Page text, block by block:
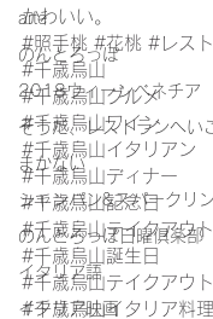
arte
のんとろっぽ
2018ウィーンベネチア
そうだ、レストランへい
まかない
シャンパン&スパークリ
のんとろっぽ日曜俱楽部
イタリア語
イタリア映画
かわいい。
#照手桃 #花桃 #レス
#千歳烏山
#千歳烏山グルメ
#千歳烏山ワイン
#千歳烏山イタリアン
#千歳烏山ディナー
#千歳烏山記念日
#千歳烏山テイクアウト
#千歳烏山誕生日
#千歳烏山テイクアウ
#千歳烏山イタリア料理